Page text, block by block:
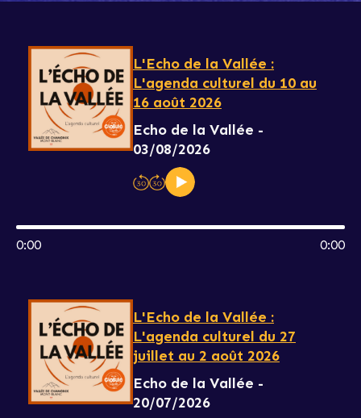
L'Echo de la Vallée :
L'agenda culturel du 10 au
16 août 2026
Echo de la Vallée -
03/08/2026
0:00 0:00
L'Echo de la Vallée :
L'agenda culturel du 27
juillet au 2 août 2026
Echo de la Vallée -
20/07/2026